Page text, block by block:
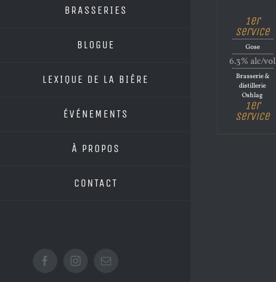
BRASSERIES
BLOGUE
LEXIQUE DE LA BIÈRE
ÉVÉNEMENTS
À PROPOS
CONTACT
FacebookInstagramEmail
1er
Service
Gose
6.3% alc/vol
Brasserie &
distillerie
Oshlag
1er
Service